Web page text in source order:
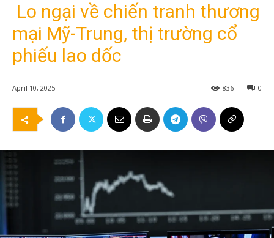
Lo ngại về chiến tranh thương
mại Mỹ-Trung, thị trường cổ
phiếu lao dốc
April 10, 2025 0
836